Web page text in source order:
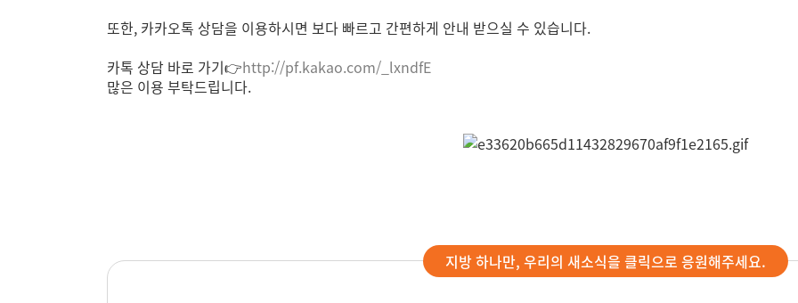
또한, 카카오톡 상담을 이용하시면 보다 빠르고 간편하게 안내 받으실 수 있습니다.
카톡 상담 바로 가기👉http://pf.kakao.com/_lxndfE
많은 이용 부탁드립니다.
지방 하나만, 우리의 새소식을 클릭으로 응원해주세요.